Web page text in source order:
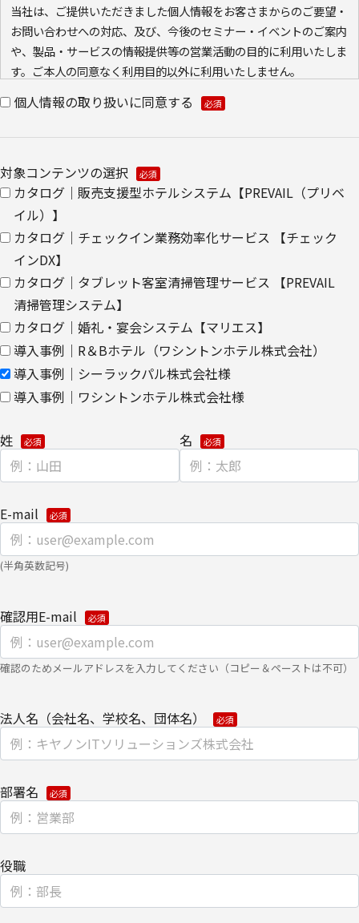
当社は、ご提供いただきました個人情報をお客さまからのご要望・
お問い合わせへの対応、及び、今後のセミナー・イベントのご案内
や、製品・サービスの情報提供等の営業活動の目的に利用いたしま
す。ご本人の同意なく利用目的以外に利用いたしません。
Cookie（クッキー）を紐づけて、ウェブアクセス履歴を取得する
ウェブページ内に限られます。アクセス履歴は、市場分析、およ
び、これに基づく販売促進活動のために利用します。
・ウェブサイトにおける、お客さまアクセス情報の取り扱いについ
て。
クッキー（cookie）とウェブビーコンの使用によるアクセス情報の
収集
【第三者提供に関して】
当社はご提供いただきました個人情報を安全に管理し、以下の場合
を除き、ご本人の同意なく第三者に開示・提供しません。
・法令に基づく場合
・上記利用目的を実施するために、適切な機密保持契約を締結した
・上記利用目的の範囲内で利用するために、当社のグループ会社お
よびパートナー企業に提供する場合
個人情報を提供する場合は、ご提供頂いた個人情報の全ての項目に
ついて、電子的な伝送または紙面/電子媒体による搬送もしくは手
渡しにて提供いたします。
なお、上記利用目的の範囲で利用するにあたり、当社のグループ会
社およびパートナー企業より直接ご連絡させていただく場合があり
【委託先に関して】
当社は、委託業務により個人情報を外部へ預託する場合は、適切な
機密保持契約を締結し委託先を監督します。
個人情報をご提供いただけない場合は、当社からのお問い合わせ対
応/各種情報/サービスをお届けできなくなる場合がございます。
【個人情報の開示/訂正/削除に関して】
場合は、下記の【お問い合わせ先】にご連絡ください。
また、お手続きの詳細については、以下をご参照ください。
【安全対策に関して】
このページは通信途上における第三者の不正なアクセスに備えて、
SSL（Secure Sockets Layer）による個人情報の暗号化またはこれ
個人情報の取り扱いに同意する
対象コンテンツの選択
カタログ｜販売支援型ホテルシステム【PREVAIL（プリベ
イル）】
カタログ｜チェックイン業務効率化サービス 【チェック
インDX】
カタログ｜タブレット客室清掃管理サービス 【PREVAIL
清掃管理システム】
カタログ｜婚礼・宴会システム【マリエス】
導入事例｜R＆Bホテル（ワシントンホテル株式会社）
導入事例｜シーラックパル株式会社様
導入事例｜ワシントンホテル株式会社様
姓 名
E-mail
(半角英数記号)
確認用E-mail
確認のためメールアドレスを入力してください（コピー＆ペーストは不可）
法人名（会社名、学校名、団体名）
部署名
役職